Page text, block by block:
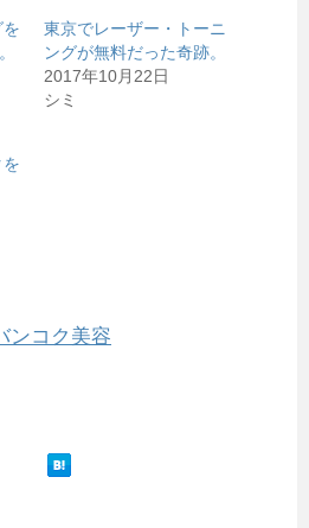
東京でレーザー・トーニ
ングが無料だった奇跡。
2017年10月22日
シミ
ンコク美容